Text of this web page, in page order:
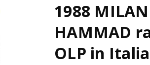
1988
HAMMAD
OLP in